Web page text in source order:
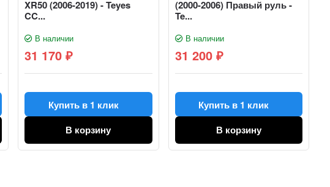
XR50 (2006-2019) - Teyes
CC...
В наличии
31 170₽
Купить в 1 клик
В корзину
(2000-2006) Правый руль -
Te...
В наличии
31 200 ₽
Купить в 1 клик
В корзину